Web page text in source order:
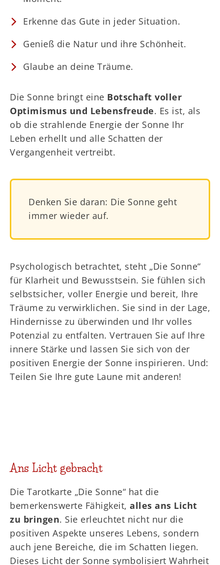
Erkenne das Gute in jeder Situation.
Genieß die Natur und ihre Schönheit.
Glaube an deine Träume.
Die Sonne bringt eine Botschaft voller
Optimismus und Lebensfreude. Es ist, als
ob die strahlende Energie der Sonne Ihr
Leben erhellt und alle Schatten der
Vergangenheit vertreibt.
Denken Sie daran: Die Sonne geht
immer wieder auf.
Psychologisch betrachtet, steht „Die Sonne“
für Klarheit und Bewusstsein. Sie fühlen sich
selbstsicher, voller Energie und bereit, Ihre
Träume zu verwirklichen. Sie sind in der Lage,
Hindernisse zu überwinden und Ihr volles
Potenzial zu entfalten. Vertrauen Sie auf Ihre
innere Stärke und lassen Sie sich von der
positiven Energie der Sonne inspirieren. Und:
Teilen Sie Ihre gute Laune mit anderen!
Ans Licht gebracht
Die Tarotkarte „Die Sonne“ hat die
bemerkenswerte Fähigkeit, alles ans Licht
zu bringen. Sie erleuchtet nicht nur die
positiven Aspekte unseres Lebens, sondern
auch jene Bereiche, die im Schatten liegen.
Dieses Licht der Sonne symbolisiert Wahrheit